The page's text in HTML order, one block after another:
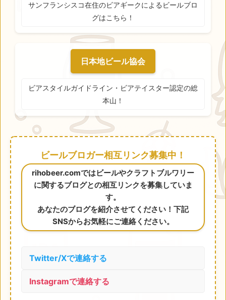
サンフランシスコ在住のビアギークによるビールブロ
グはこちら！
日本地ビール協会
ビアスタイルガイドライン・ビアテイスター認定の総
本山！
ビールブロガー相互リンク募集中！
rihobeer.comではビールやクラフトブルワリー
に関するブログとの相互リンクを募集していま
す。
あなたのブログを紹介させてください！下記
SNSからお気軽にご連絡ください。
Twitter/Xで連絡する
Instagramで連絡する